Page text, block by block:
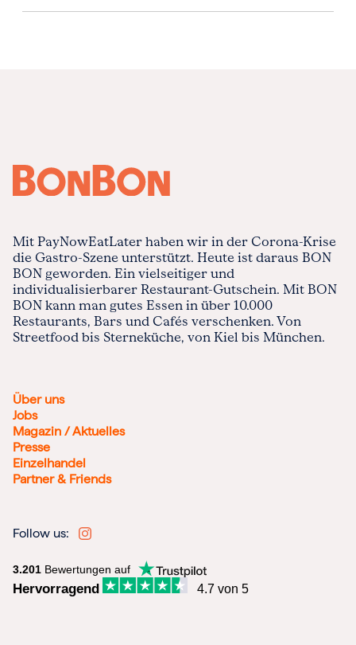
Mit PayNowEatLater haben wir in der Corona-Krise
die Gastro-Szene unterstützt. Heute ist daraus BON
BON geworden. Ein vielseitiger und
individualisierbarer Restaurant-Gutschein. Mit BON
BON kann man gutes Essen in über 10.000
Restaurants, Bars und Cafés verschenken. Von
Streetfood bis Sterneküche, von Kiel bis München.
Über uns
Jobs
Magazin / Aktuelles
Presse
Einzelhandel
Partner & Friends
Follow us:
3.201 Bewertungen auf
Hervorragend 4.7 von 5